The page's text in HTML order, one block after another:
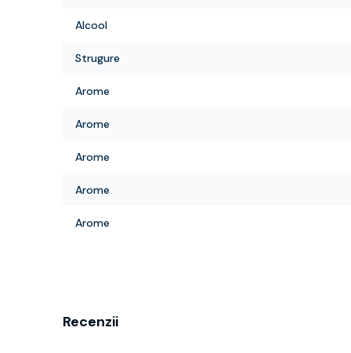
Alcool
Strugure
Arome
Arome
Arome
Arome
Arome
Recenzii